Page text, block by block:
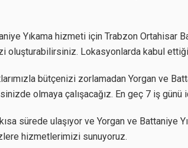
Yıkama hizmeti için Trabzon Ortahisar
oluşturabilirsiniz. Lokasyonlarda kabul
bütçenizi zorlamadan Yorgan ve
olmaya çalışacağız. En geç 7 iş
sürede ulaşıyor ve Yorgan ve Battaniye
hizmetlerimizi sunuyoruz.